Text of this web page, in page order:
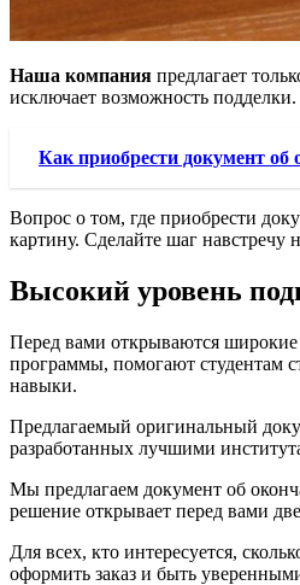
Наша компания предлагает
исключает возможность
Как приобрести документ
Вопрос о том, где приобрести
картину. Сделайте шаг
Высокий уровень
Перед вами открываются
программы, помогают студентам
навыки.
Предлагаемый оригинальный
разработанных лучшими
Мы предлагаем документ об
решение открывает перед вами
Для всех, кто интересуется,
оформить заказ и быть